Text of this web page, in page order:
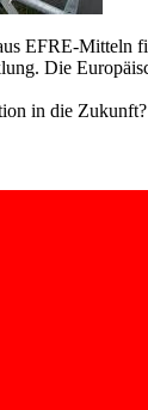
EFRE-Mitteln
Die
in die